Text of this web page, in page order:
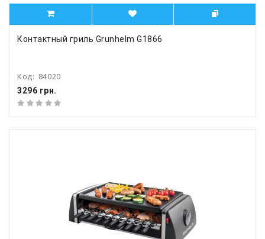
Контактный гриль Grunhelm G1866
Код: 84020
3296 грн.